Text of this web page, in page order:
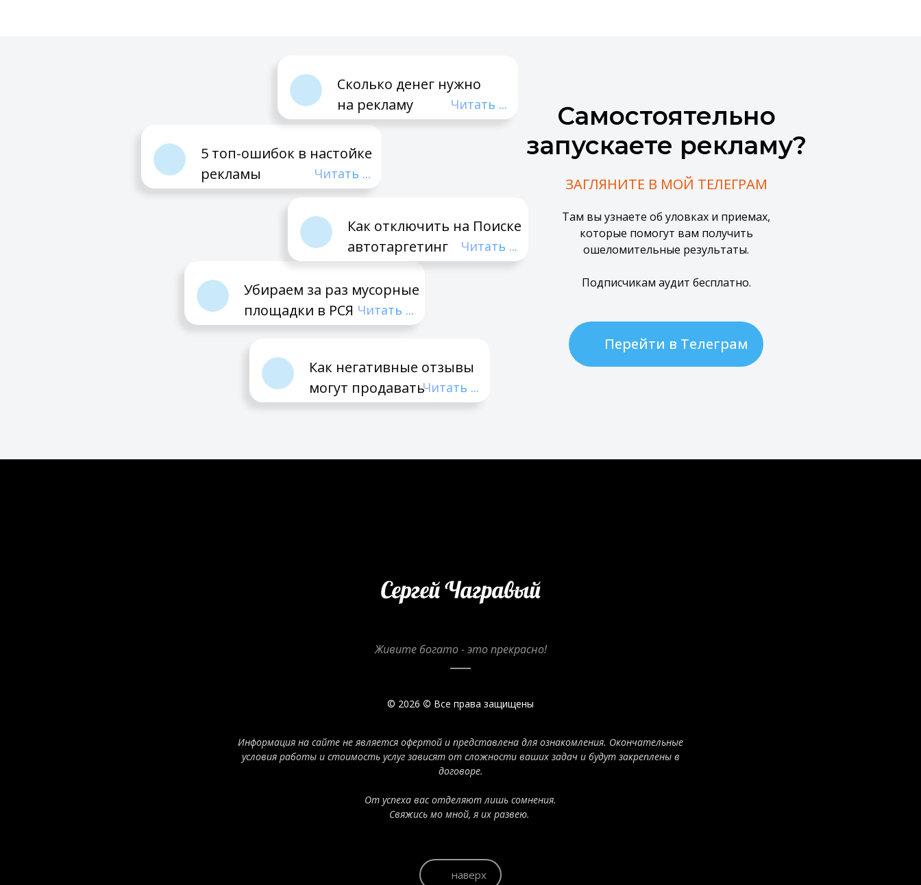
Читать ...
Как отключить на Поиске
автотаргетинг
Читать ...
Убираем за раз мусорные
площадки в РСЯ
Читать ...
5 топ-ошибок в настойке
рекламы
Самостоятельно
запускаете рекламу?
ЗАГЛЯНИТЕ В МОЙ ТЕЛЕГРАМ
Там вы узнаете об уловках и приемах,
которые помогут вам получить
ошеломительные результаты.
Подписчикам аудит бесплатно.
Перейти в Телеграм
Читать ...
Как негативные отзывы
могут продавать
Читать ...
Сколько денег нужно
на рекламу
Живите богато - это прекрасно!
© 2026 © Все права защищены
Информация на сайте не является офертой и представлена для ознакомления. Окончательные
условия работы и стоимость услуг зависят от сложности ваших задач и будут закреплены в
договоре.
От успеха вас отделяют лишь сомнения.
Свяжись мо мной, яих развею.
наверх